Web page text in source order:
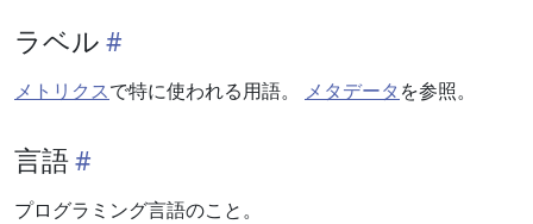
ラベル
メトリクスで特に使われる用語。 メタデータ を参照。
言語
プログラミング言語のこと。